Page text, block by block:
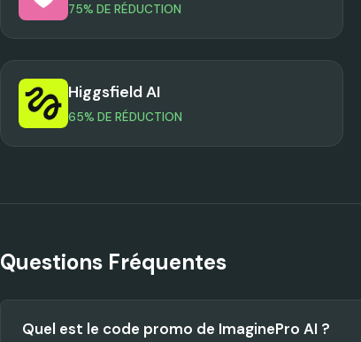
75% DE RÉDUCTION
Higgsfield AI
65% DE RÉDUCTION
Questions Fréquentes
Quel est le code promo de ImaginePro AI ?